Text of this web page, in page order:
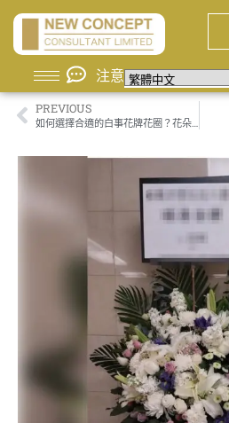
注意
PREVIOUS